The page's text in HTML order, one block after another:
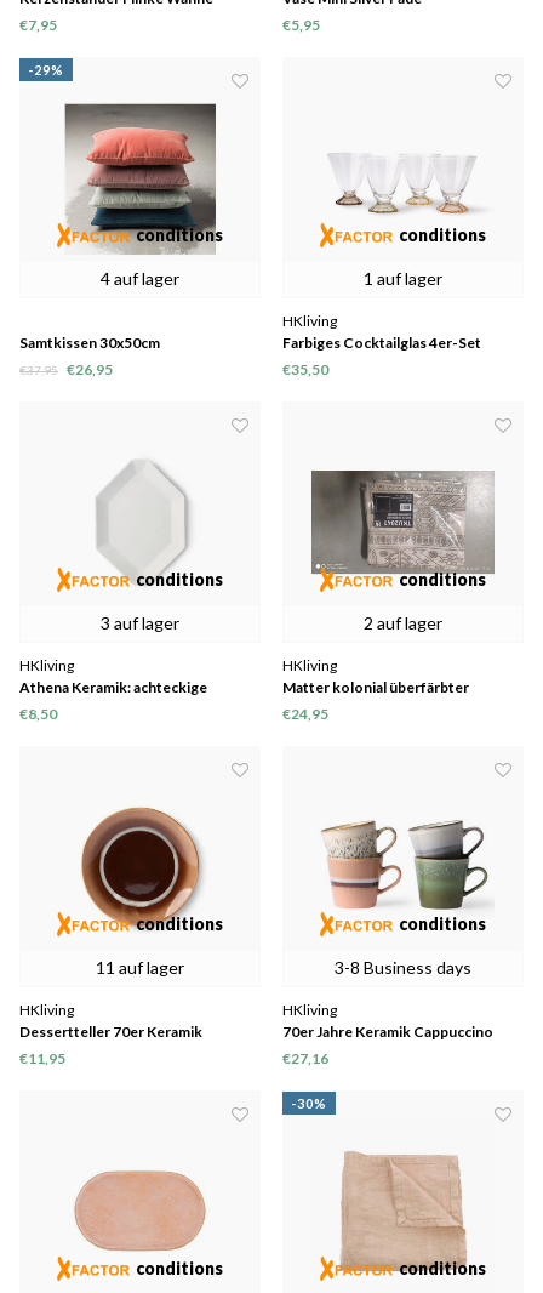
Aluminium
€7,95
€5,95
-29%
4 auf lager
conditions
Samtkissen 30x50cm
€37,95 €26,95
1 auf lager
conditions
HKliving
Farbiges Cocktailglas 4er-Set
€35,50
3 auf lager
conditions
HKliving
Athena Keramik: achteckige
Seitenplatte weiß matt
€8,50
2 auf lager
conditions
HKliving
Matter kolonial überfärbter
Kissenbezug Creme/Gelb (50x50)
€24,95
11 auf lager
conditions
HKliving
Dessertteller 70er Keramik
"Tornado" Ø17,5cm 2er Set
€11,95
3-8 Business days
conditions
HKliving
70er Jahre Keramik Cappuccino
Tassen 4er Set
€27,16
conditions
-30%
conditions